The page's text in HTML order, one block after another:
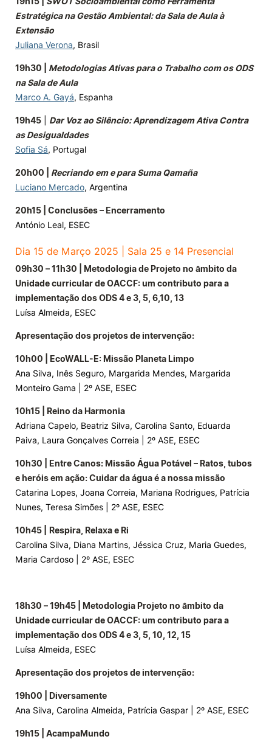
Estratégica na Gestão Ambiental: da Sala de Aula à
Extensão
Juliana Verona, Brasil
19h30 | Metodologias Ativas para o Trabalho com os ODS
na Sala de Aula
Marco A. Gayá, Espanha
19h45
Dar Voz ao Silêncio: Aprendizagem Ativa Contra
as Desigualdades
Sofia Sá, Portugal
20h00 | Recriando em e para Suma Qamaña
Luciano Mercado, Argentina
20h15 | Conclusões – Encerramento
António Leal, ESEC
Dia 15 de Março 2025 | Sala 25 e 14 Presencial
09h30 – 11h30 | Metodologia de Projeto no âmbito da
Unidade curricular de OACCF: um contributo para a
implementação dos ODS 4 e 3, 5, 6,10, 13
Luísa Almeida, ESEC
Apresentação dos projetos de intervenção:
10h00 | EcoWALL-E: Missão Planeta Limpo
Ana Silva, Inês Seguro, Margarida Mendes, Margarida
Monteiro Gama | 2º ASE, ESEC
10h15 | Reino da Harmonia
Adriana Capelo, Beatriz Silva, Carolina Santo, Eduarda
Paiva, Laura Gonçalves Correia | 2º ASE, ESEC
10h30 | Entre Canos: Missão Água Potável – Ratos, tubos
e heróis em ação: Cuidar da água é a nossa missão
Catarina Lopes, Joana Correia, Mariana Rodrigues, Patrícia
Nunes, Teresa Simões | 2º ASE, ESEC
10h45 |
Respira, Relaxa e Ri
Carolina Silva, Diana Martins, Jéssica Cruz, Maria Guedes,
Maria Cardoso | 2º ASE, ESEC
18h30 – 19h45 | Metodologia Projeto no âmbito da
Unidade curricular de OACCF: um contributo para a
implementação dos ODS 4 e 3, 5, 10, 12, 15
Luísa Almeida, ESEC
Apresentação dos projetos de intervenção:
19h00 | Diversamente
Ana Silva, Carolina Almeida, Patrícia Gaspar | 2º ASE, ESEC
19h15 | AcampaMundo